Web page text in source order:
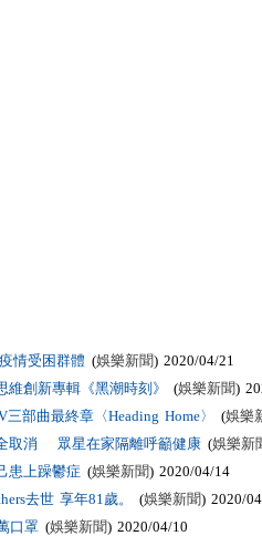
情受困群體 (娛樂新聞) 2020/04/21
維創新專輯《黑潮時刻》
(娛樂新聞)
部曲最終章〈Heading Home〉
(娛樂
取消 眾星在家隔離呼籲健康 (娛樂新
患上躁鬱症 (娛樂新聞) 2020/04/14
去世 享年81歲。
(娛樂新聞) 2020/
口罩 (娛樂新聞) 2020/04/10